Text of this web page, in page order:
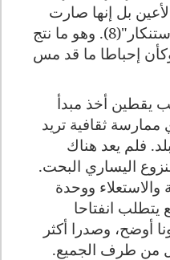
بل إنها صارت
موضع سؤال واستفسار واستنكار"(8). وهو ما نتج
إحباطا ما قد مس
يقطين أخذ مبدأ
ممارسة ثقافية تريد
فلم يعد هناك
اليساري البحت.
ووحدة
يتطلب انفتاحا
أوضح، وصدرا أكثر
من طرف الجميع.